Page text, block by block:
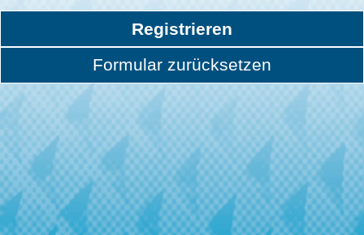
Registrieren
Formular zurücksetzen